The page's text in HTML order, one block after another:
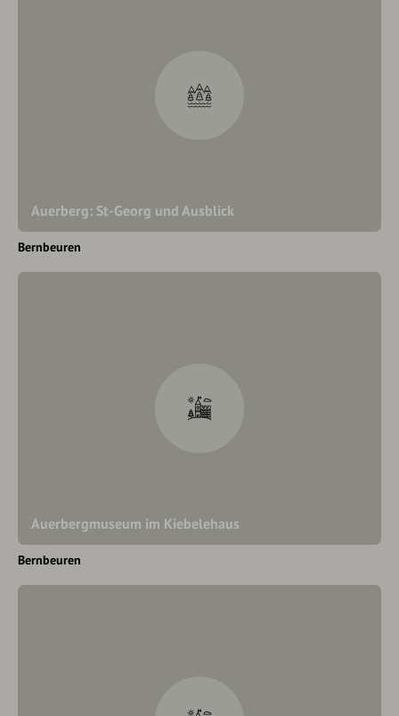
Auerberg: St-Georg und Ausblick
Bernbeuren
Auerbergmuseum im Kiebelehaus
Bernbeuren